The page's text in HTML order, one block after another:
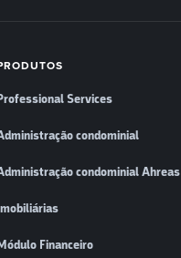
Services
condominial
condominial Ahreas
Financeiro